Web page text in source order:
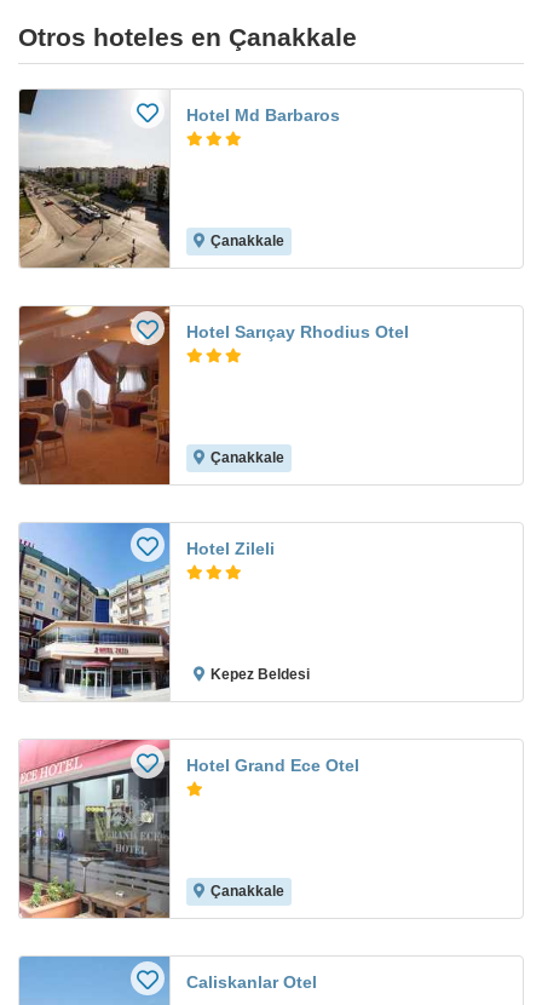
Otros hoteles en Çanakkale
Hotel Md Barbaros
Çanakkale
Hotel Sarıçay Rhodius Otel
Çanakkale
Hotel Zileli
Kepez Beldesi
Hotel Grand Ece Otel
Çanakkale
Caliskanlar Otel